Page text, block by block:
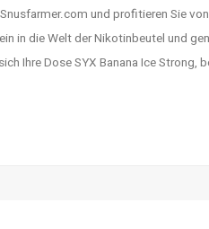
und profitieren Sie
in die Welt der Nikotinbeutel und
Ihre Dose SYX Banana Ice Strong,